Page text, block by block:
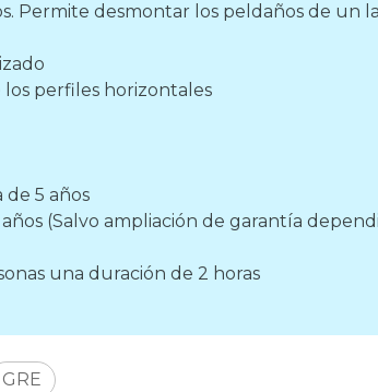
Permite desmontar los peldaños de un
perfiles horizontales
5 años
(Salvo ampliación de garantía
una duración de 2 horas
GRE